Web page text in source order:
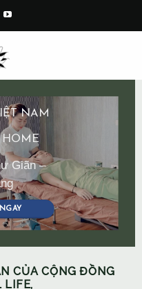
NAM
HOME
Giãn –
CỦA CỘNG ĐỒNG
LIFE,